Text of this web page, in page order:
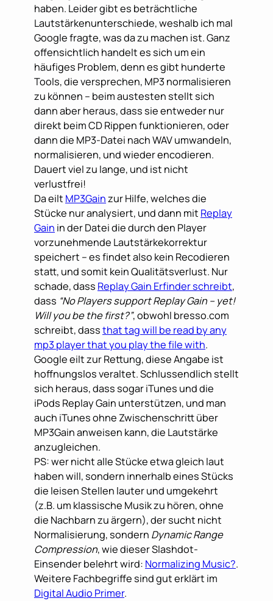
haben. Leider gibt es beträchtliche
Lautstärkenunterschiede, weshalb ich mal
Google fragte, was da zu machen ist. Ganz
offensichtlich handelt es sich um ein
häufiges Problem, denn es gibt hunderte
Tools, die versprechen, MP3 normalisieren
zu können – beim austesten stellt sich
dann aber heraus, dass sie entweder nur
direkt beim CD Rippen funktionieren, oder
dann die MP3-Datei nach WAV umwandeln,
normalisieren, und wieder encodieren.
Dauert viel zu lange, und ist nicht
verlustfrei!
Da eilt MP3Gainzur Hilfe, welches die
Stücke nur analysiert, und dann mit Replay
Gain in der Datei die durch den Player
vorzunehmende Lautstärkekorrektur
speichert – es findet also kein Recodieren
statt, und somit kein Qualitätsverlust. Nur
schade, dass Replay Gain Erfinder schreibt,
dass “No Players support Replay Gain – yet!
Will you be the first?”, obwohl bresso.com
schreibt, dassthat tag will be read by any
mp3 player that you play the file with.
Google eilt zur Rettung, diese Angabe ist
hoffnungslos veraltet. Schlussendlich stellt
sich heraus, dass sogar iTunes und die
iPods Replay Gain unterstützen, und man
auch iTunes ohne Zwischenschritt über
MP3Gain anweisen kann, die Lautstärke
anzugleichen.
PS: wer nicht alle Stücke etwa gleich laut
haben will, sondern innerhalb eines Stücks
die leisen Stellen lauter und umgekehrt
(z.B. um klassische Musik zu hören, ohne
die Nachbarn zu ärgern), der sucht nicht
Normalisierung, sondern Dynamic Range
Compression, wie dieser Slashdot-
Einsender belehrt wird: Normalizing Music?.
Weitere Fachbegriffe sind gut erklärt im
Digital Audio Primer.